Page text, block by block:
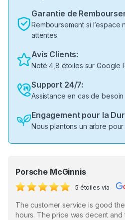
Garantie de
Remboursement si l’espace
attentes.
Avis Clients:
Noté 4,8 étoiles sur Google
Support 24/7:
Assistance en cas de besoin
Engagement pour la
Nous plantons un arbre
Porsche McGinnis
5 étoiles via
The customer service is good
hours. The price was decent